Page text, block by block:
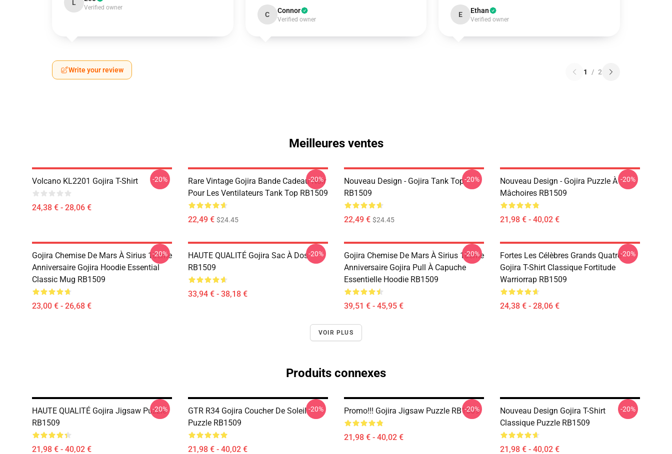
L
Verified owner
C Connor
Verified owner
E Ethan
Verified owner
Write your review 1 / 2
Meilleures ventes
Volcano KL2201 Gojira T-Shirt
24,38 € - 28,06 €
-20%
Rare Vintage Gojira Bande Cadeau Noir
Pour Les Ventilateurs Tank Top RB1509
22,49 € $24.45
-20%
Nouveau Design - Gojira Tank Top
RB1509
22,49 € $24.45
-20%
Nouveau Design - Gojira Puzzle À
Mâchoires RB1509
21,98 € - 40,02 €
-20%
Gojira Chemise De Mars À Sirius 10ème
Anniversaire Gojira Hoodie Essential
Classic Mug RB1509
23,00 € - 26,68 €
-20%
HAUTE QUALITÉ Gojira Sac À Dos
RB1509
33,94 € - 38,18 €
-20%
Gojira Chemise De Mars À Sirius 10ème
Anniversaire Gojira Pull À Capuche
Essentielle Hoodie RB1509
39,51 € - 45,95 €
-20%
Fortes Les Célèbres Grands Quatre
Gojira T-Shirt Classique Fortitude
Warriorrap RB1509
24,38 € - 28,06 €
-20%
VOIR PLUS
Produits connexes
HAUTE QUALITÉ Gojira Jigsaw Puzzle
RB1509
21,98 € - 40,02 €
-20%
GTR R34 Gojira Coucher De Soleil
Puzzle RB1509
21,98 € - 40,02 €
-20% Promo!!! Gojira Jigsaw Puzzle RB1509
21,98 € - 40,02 €
-20%
Nouveau Design Gojira T-Shirt
Classique Puzzle RB1509
21,98 € - 40,02 €
-20%